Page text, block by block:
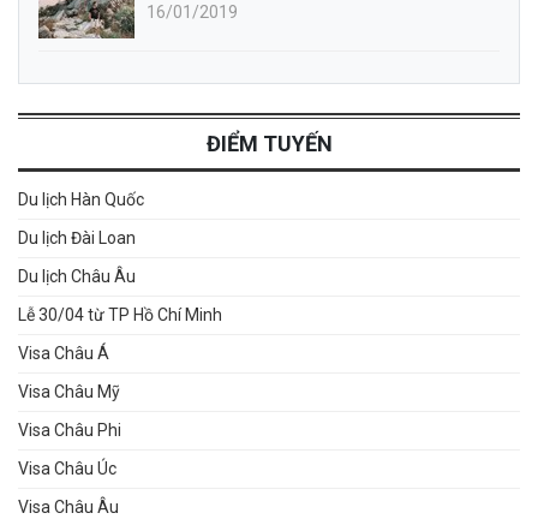
16/01/2019
ĐIỂM TUYẾN
Du lịch Hàn Quốc
Du lịch Đài Loan
Du lịch Châu Âu
Lễ 30/04 từ TP Hồ Chí Minh
Visa Châu Á
Visa Châu Mỹ
Visa Châu Phi
Visa Châu Úc
Visa Châu Âu